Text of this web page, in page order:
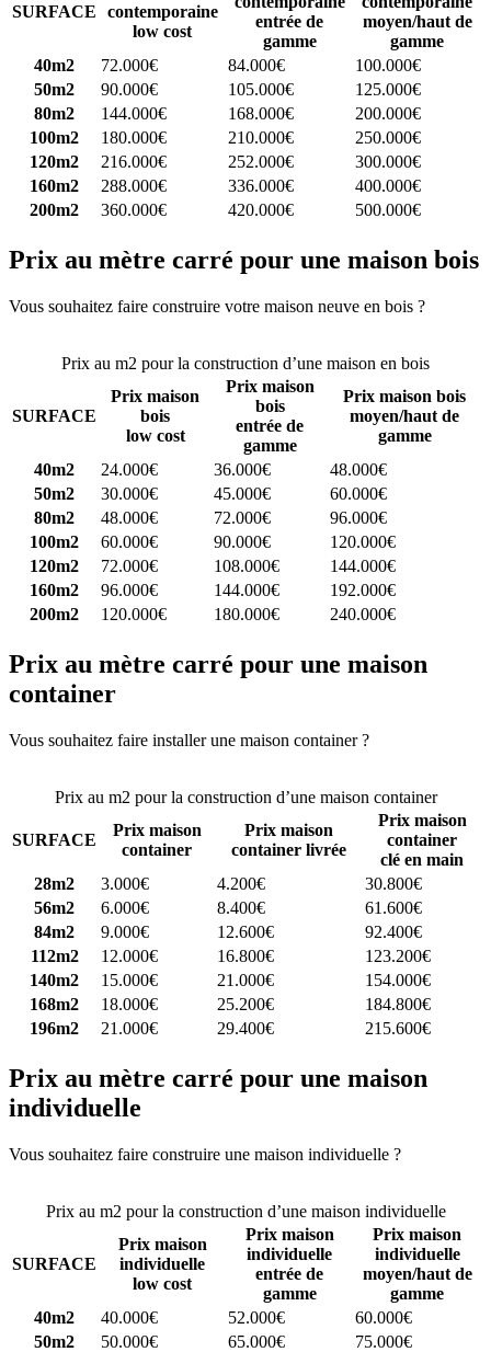
SURFACE
contemporaine
low cost
entrée de
gamme
moyen/haut de
gamme
40m2
72.000€ 84.000€
100.000€
50m2
90.000€ 105.000€
125.000€
80m2
144.000€ 168.000€
200.000€
100m2
180.000€ 210.000€
250.000€
120m2
216.000€ 252.000€
300.000€
160m2
288.000€ 336.000€
400.000€
200m2
360.000€ 420.000€ 500.000€
Prix au mètre carré pour une maison bois
Vous souhaitez faire construire votre maison neuve en bois ?
Prix au m2 pour la construction d’une maison en bois
SURFACE
Prix maison
bois
low cost
Prix maison
bois
entrée de
gamme
Prix maison bois
moyen/haut de
gamme
40m2
24.000€ 36.000€
48.000€
50m2
30.000€ 45.000€
60.000€
80m2
48.000€ 72.000€
96.000€
100m2
60.000€ 90.000€
120.000€
120m2
72.000€ 108.000€
144.000€
160m2
96.000€ 144.000€
192.000€
200m2
120.000€ 180.000€ 240.000€
Prix au mètre carré pour une maison
container
Vous souhaitez faire installer une maison container ?
Prix au m2 pour la construction d’une maison container
SURFACE
Prix maison
container
Prix maison
container livrée
Prix maison
container
clé en main
28m2
3.000€ 4.200€
30.800€
56m2
6.000€ 8.400€
61.600€
84m2
9.000€ 12.600€
92.400€
112m2
12.000€ 16.800€
123.200€
140m2
15.000€ 21.000€
154.000€
168m2
18.000€ 25.200€
184.800€
196m2
21.000€ 29.400€ 215.600€
Prix au mètre carré pour une maison
individuelle
Vous souhaitez faire construire une maison individuelle ?
Prix au m2 pour la construction d’une maison individuelle
SURFACE
Prix maison
individuelle
low cost
Prix maison
individuelle
entrée de
gamme
Prix maison
individuelle
moyen/haut de
gamme
40m2
40.000€ 52.000€
60.000€
50m2
50.000€ 65.000€
75.000€